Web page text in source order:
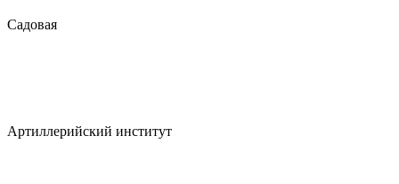
Садовая
Артиллерийский институт